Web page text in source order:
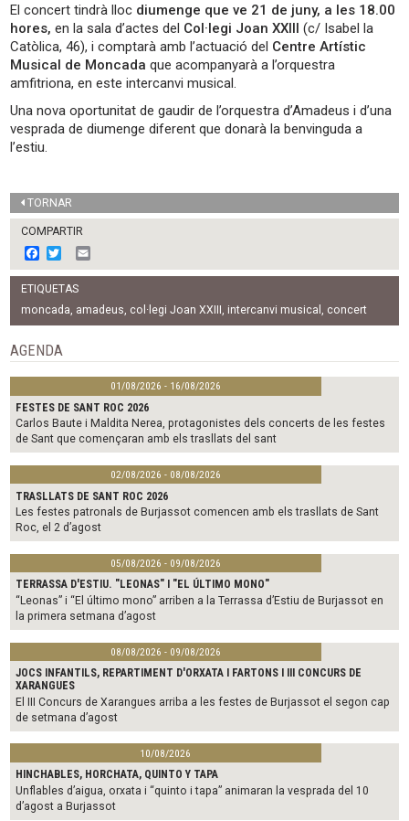
El concert tindrà lloc diumenge que ve 21 de juny, a les 18.00
hores, en la sala d’actes del Col·legi Joan XXIII (c/ Isabel la
Catòlica, 46), i comptarà amb l’actuació del Centre Artístic
Musical de Moncada que acompanyarà a l’orquestra
amfitriona, en este intercanvi musical.
Una nova oportunitat de gaudir de l’orquestra d’Amadeus i d’una
vesprada de diumenge diferent que donarà la benvinguda a
l’estiu.
TORNAR
COMPARTIR
F
a
c
e
b
o
o
k
w
i
t
t
e
m
a
l
ETIQUETAS
moncada, amadeus, col·legi Joan XXIII , intercanvi musical , concert
AGENDA
01/08/2026 - 16/08/2026
FESTES DE SANT ROC 2026
Carlos Baute i Maldita Nerea, protagonistes dels concerts de les festes
de Sant que començaran amb els trasllats del sant
02/08/2026 - 08/08/2026
TRASLLATS DE SANT ROC 2026
Les festes patronals de Burjassot comencen amb els trasllats de Sant
Roc, el 2 d’agost
05/08/2026 - 09/08/2026
TERRASSA D'ESTIU. "LEONAS" I "EL ÚLTIMO MONO"
“Leonas” i “El último mono” arriben a la Terrassa d’Estiu de Burjassot en
la primera setmana d’agost
08/08/2026 - 09/08/2026
JOCS INFANTILS, REPARTIMENT D'ORXATA I FARTONS I III CONCURS DE
XARANGUES
El III Concurs de Xarangues arriba a les festes de Burjassot el segon cap
de setmana d’agost
10/08/2026
HINCHABLES, HORCHATA, QUINTO Y TAPA
Unflables d’aigua, orxata i “quinto i tapa” animaran la vesprada del 10
d’agost a Burjassot